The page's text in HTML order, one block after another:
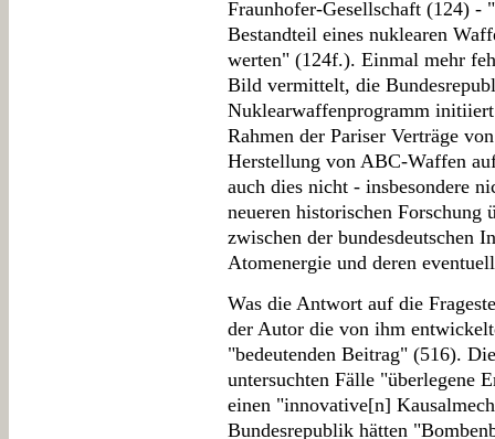
Fraunhofer-Gesellschaft (124) -
Bestandteil eines nuklearen
werten" (124f.). Einmal mehr
Bild vermittelt, die
Nuklearwaffenprogramm
Rahmen der Pariser Verträge
Herstellung von ABC-Waffen
auch dies nicht - insbesondere
neueren historischen Forschung
zwischen der bundesdeutschen
Atomenergie und deren
Was die Antwort auf die
der Autor die von ihm
"bedeutenden Beitrag" (516).
untersuchten Fälle "überlegene
einen "innovative[n]
Bundesrepublik hätten